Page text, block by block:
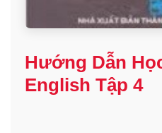
Hướng Dẫn
English Tập 4